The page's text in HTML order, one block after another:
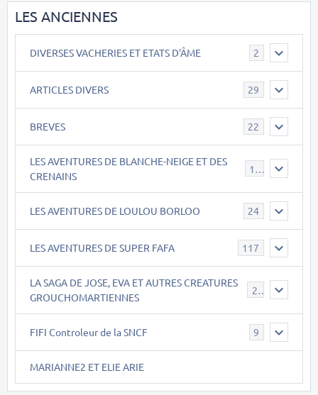
LES ANCIENNES
DIVERSES VACHERIES ET ETATS D'ÂME 2
ARTICLES DIVERS 29
BREVES 22
LES AVENTURES DE BLANCHE-NEIGE ET DES
CRENAINS
17
LES AVENTURES DE LOULOU BORLOO 24
LES AVENTURES DE SUPER FAFA 117
LA SAGA DE JOSE, EVA ET AUTRES CREATURES
GROUCHOMARTIENNES
26
FIFI Controleur de la SNCF 9
MARIANNE2 ET ELIE ARIE